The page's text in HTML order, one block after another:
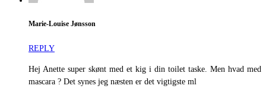
Marie-Louise Jønsson
REPLY
Hej Anette super skønt med et kig i din toilet taske. Men hvad med
mascara ? Det synes jeg næsten er det vigtigste ml